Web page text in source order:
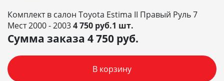
Комплект в салон Toyota Estima II Правый Руль 7
Мест 2000 - 20034 750 руб.1 шт.
Сумма заказа 4 750 руб.
В корзину